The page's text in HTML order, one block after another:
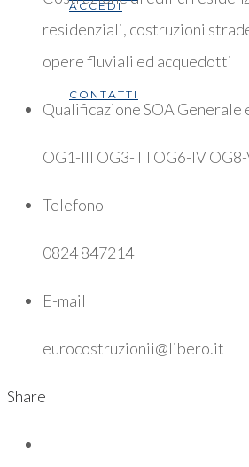
ACCEDI
CONTATTI
residenziali, costruzioni
opere fluviali ed acquedotti
Qualificazione SOA Generale
OG1-III OG3- III OG6-IV OG8-
Telefono
0824 847214
E-mail
eurocostruzionii@libero.it
Share